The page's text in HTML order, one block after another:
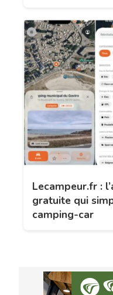
Lecampeur.fr :
gratuite qui
camping-car